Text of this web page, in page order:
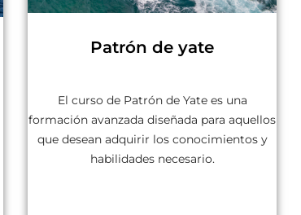
Patrón de yate
El curso de Patrón de Yate es una
formación avanzada diseñada para aquellos
que desean adquirir los conocimientos y
habilidades necesario.